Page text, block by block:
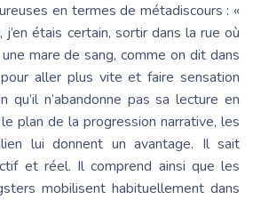
en termes de métadiscours : «
étais certain, sortir dans la rue où
mare de sang, comme on dit dans
aller plus vite et faire sensation
qu’il n’abandonne pas sa lecture en
plan de la progression narrative, les
lui donnent un avantage. Il sait
et réel. Il comprend ainsi que les
mobilisent habituellement dans